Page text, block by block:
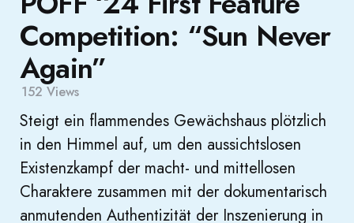
Competition: “Sun Never
Again”
152 Views
Steigt ein flammendes Gewächshaus plötzlich
in den Himmel auf, um den aussichtslosen
Existenzkampf der macht- und mittellosen
Charaktere zusammen mit der dokumentarisch
anmutenden Authentizität der Inszenierung in